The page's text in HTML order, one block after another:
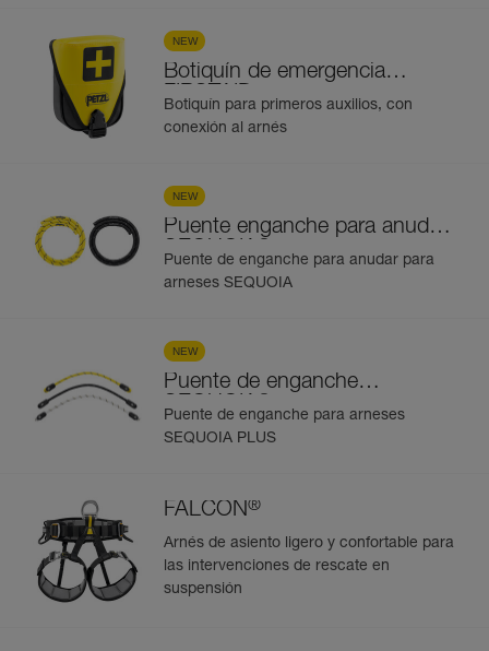
NEW
Botiquín de emergencia
FIRSTAID
Botiquín para primeros auxilios, con
conexión al arnés
NEW
Puente enganche para anudar
SEQUOIA
Puente de enganche para anudar para
arneses SEQUOIA
NEW
Puente de enganche
SEQUOIA
Puente de enganche para arneses
SEQUOIA PLUS
FALCON®
Arnés de asiento ligero y confortable para
las intervenciones de rescate en
suspensión